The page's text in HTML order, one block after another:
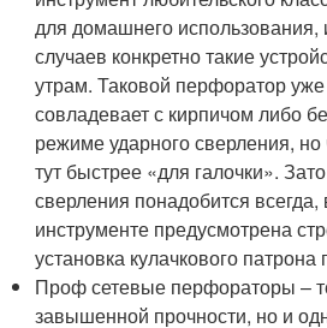
для домашнего использования,
случаев конкретно такие
утрам. Таковой перфоратор
совладевает с кирпичом либо
режиме ударного сверления,
тут быстрее «для галочки».
сверления понадобится
инструменте предусмотрена
установка кулачкового патрона
Проф сетевые перфораторы –
завышенной прочности, но и